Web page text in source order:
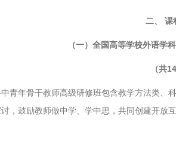
二、 课
（一）全国高等学校外语学
（共
青年骨干教师高级研修班包含教学方法类、
，鼓励教师做中学、学中思，共同创建开放